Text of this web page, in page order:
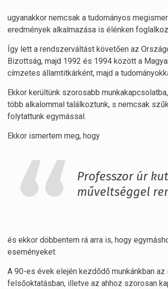
ugyanakkor nemcsak a tudományos
eredmények alkalmazása is élénken
Így lett a rendszerváltást követően az
Bizottság, majd 1992 és 1994 között a
címzetes államtitkárként, majd a
Ekkor kerültünk szorosabb
több alkalommal találkoztunk, s nemcsak
folytattunk egymással.
Ekkor ismertem meg, hogy
Professzor úr
műveltséggel
és ekkor döbbentem rá arra is, hogy
eseményeket.
A 90-es évek elején kezdődő munkánkban
felsőoktatásban, illetve az ahhoz szorosan